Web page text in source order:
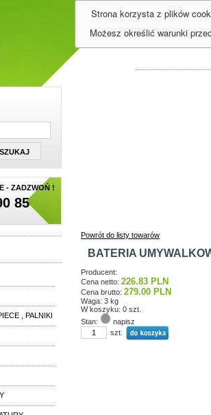
- ZADZWOŃ !
85
, PALNIKI
Powrót do listy towarów
BATERIA
Producent:
Cena netto: 226.83 PLN
Cena brutto: 279.00 PLN
Waga: 3 kg
W koszyku: 0 szt.
Stan:
napisz
szt.
Strona korzysta z plików
Możesz określić warunki